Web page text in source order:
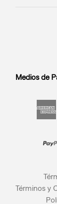
Medios de
Términos y